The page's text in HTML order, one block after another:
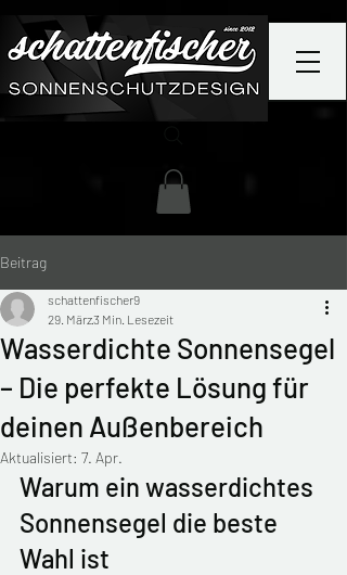
Beitrag
Wasserdichte Sonnensegel
– Die perfekte Lösung für
deinen Außenbereich
schattenfischer9
29. März3 Min. Lesezeit
Aktualisiert: 7. Apr.
Warum ein wasserdichtes
Sonnensegel die beste
Wahl ist